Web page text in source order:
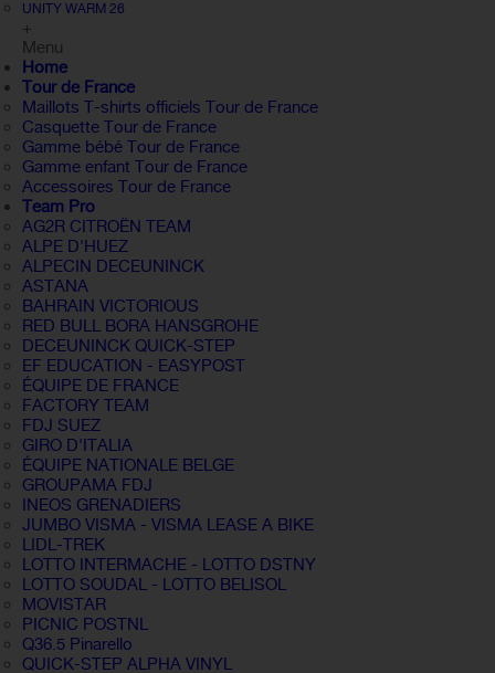
UNITY WARM 26
+
Menu
Home
Tour de France
Maillots T-shirts officiels Tour de France
Casquette Tour de France
Gamme bébé Tour de France
Gamme enfant Tour de France
Accessoires Tour de France
Team Pro
AG2R CITROËN TEAM
ALPE D'HUEZ
ALPECIN DECEUNINCK
ASTANA
BAHRAIN VICTORIOUS
RED BULL BORA HANSGROHE
DECEUNINCK QUICK-STEP
EF EDUCATION - EASYPOST
ÉQUIPE DE FRANCE
FACTORY TEAM
FDJ SUEZ
GIRO D'ITALIA
ÉQUIPE NATIONALE BELGE
GROUPAMA FDJ
INEOS GRENADIERS
JUMBO VISMA - VISMA LEASE A BIKE
LIDL-TREK
LOTTO INTERMACHE - LOTTO DSTNY
LOTTO SOUDAL - LOTTO BELISOL
MOVISTAR
PICNIC POSTNL
Q36.5 Pinarello
QUICK-STEP ALPHA VINYL